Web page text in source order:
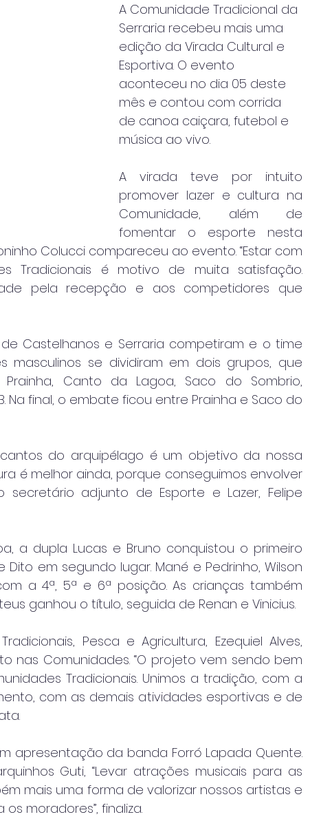
A Comunidade Tradicional da
Serraria recebeu mais uma
edição da Virada Cultural e
Esportiva. O evento
aconteceu no dia 05 deste
mês e contou com corrida
de canoa caiçara, futebol e
música ao vivo.
A virada teve por intuito
promover lazer e cultura na
Comunidade, além de
fomentar o esporte nesta
Colucci compareceu ao evento. “Estar com
Tradicionais é motivo de muita satisfação.
pela recepção e aos competidores que
Castelhanos e Serraria competiram e o time
masculinos se dividiram em dois grupos, que
Canto da Lagoa, Saco do Sombrio,
Na final, o embate ficou entre Prainha e Saco do
do arquipélago é um objetivo da nossa
é melhor ainda, porque conseguimos envolver
adjunto de Esporte e Lazer, Felipe
a dupla Lucas e Bruno conquistou o primeiro
em segundo lugar. Mané e Pedrinho, Wilson
a 4ª, 5ª e 6ª posição. As crianças também
ganhou o título, seguida de Renan e Vinicius.
Pesca e Agricultura, Ezequiel Alves,
nas Comunidades. “O projeto vem sendo bem
Tradicionais. Unimos a tradição, com a
com as demais atividades esportivas e de
apresentação da banda Forró Lapada Quente.
Guti, “Levar atrações musicais para as
mais uma forma de valorizar nossos artistas e
moradores”, finaliza.